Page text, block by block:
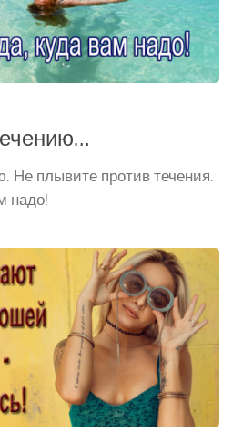
Не плывите против течения.
надо!